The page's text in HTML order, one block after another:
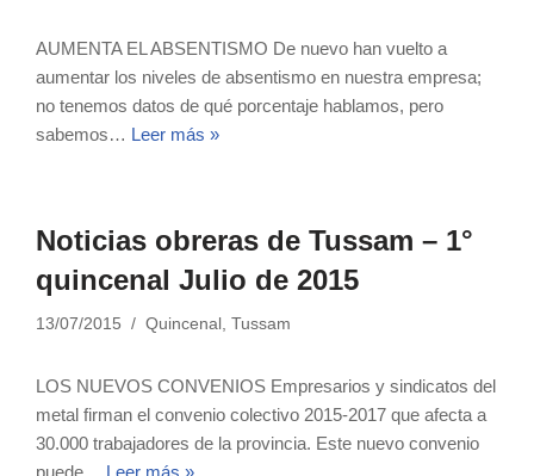
AUMENTA EL ABSENTISMO De nuevo han vuelto a
aumentar los niveles de absentismo en nuestra empresa;
no tenemos datos de qué porcentaje hablamos, pero
sabemos… Leer más »
Noticias obreras de Tussam – 1°
quincenal Julio de 2015
13/07/2015 Quincenal , Tussam
LOS NUEVOS CONVENIOS Empresarios y sindicatos del
metal firman el convenio colectivo 2015-2017 que afecta a
30.000 trabajadores de la provincia. Este nuevo convenio
puede… Leer más »